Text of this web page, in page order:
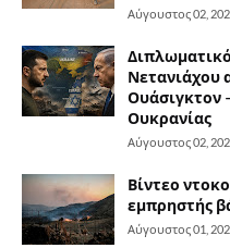
Αύγουστος 02,
Νετανιάχου
Ουάσιγκτον
Ουκρανίας
Αύγουστος 02,
Βίντεο
εμπρηστής
Αύγουστος 01,